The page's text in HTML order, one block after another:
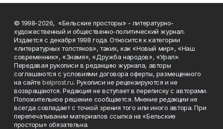
© 1998-2026, «Бельские просторы» - литературно-
художественный и общественно-политический журнал.
Издается с декабря 1998 года. Относится к категории
«литературных толстяков», таких, как «Новый мир», «Наш
современник», «Знамя», «Дружба народов», «Урал».
Передавая рукописи в редакцию журнала, авторы
соглашаются с условиями договора оферты, размещенного
на сайтеbelprost.ru. Рукописи не рецензируются и не
возвращаются. Редакция не вступает в переписку с авторами.
Положительное решение сообщается. Мнение редакции не
всегда совпадает с точкой зрения того или иного автора. При
перепечатывании материалов ссылка на «Бельские
просторы» обязательна.